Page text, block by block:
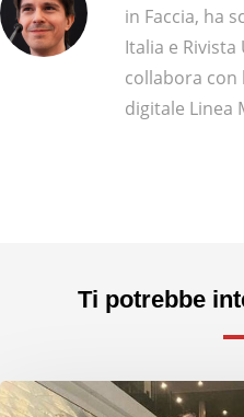
in Faccia, ha
Italia e Rivista
collabora con
digitale Linea
Ti potrebbe